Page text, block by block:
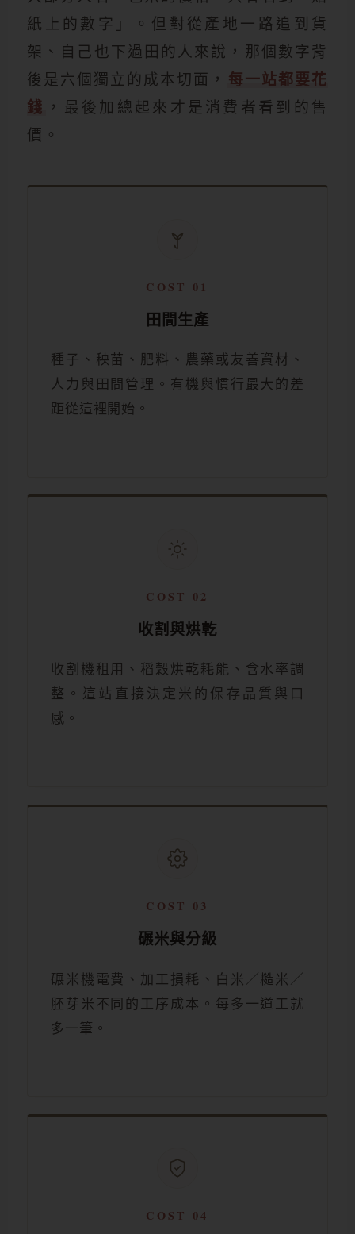
紙上的數字」。但對從產地一路追到貨
架、自己也下過田的人來說，那個數字背
後是六個獨立的成本切面，
每一站都要花
錢
，最後加總起來才是消費者看到的售
價。
COST 01
田間生產
種子、秧苗、肥料、農藥或友善資材、
人力與田間管理。有機與慣行最大的差
距從這裡開始。
COST 02
收割與烘乾
收割機租用、稻穀烘乾耗能、含水率調
整。這站直接決定米的保存品質與口
感。
COST 03
碾米與分級
碾米機電費、加工損耗、白米／糙米／
胚芽米不同的工序成本。每多一道工就
多一筆。
COST 04